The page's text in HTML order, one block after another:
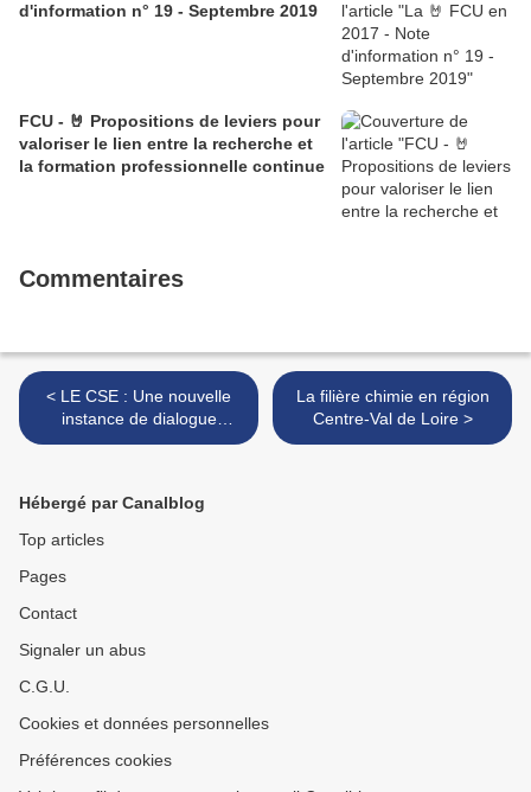
d'information n° 19 - Septembre 2019
FCU - 🤘 Propositions de leviers pour
valoriser le lien entre la recherche et
la formation professionnelle continue
Commentaires
< LE CSE : Une nouvelle
instance de dialogue
sociale dans les entreprises
La filière chimie en région
Centre-Val de Loire >
Hébergé par Canalblog
Top articles
Pages
Contact
Signaler un abus
C.G.U.
Cookies et données personnelles
Préférences cookies